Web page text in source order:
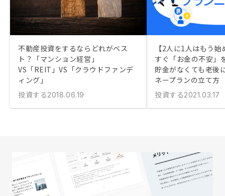
不動産投資をするならどれがベス
ト？「マンション経営」
VS「REIT」VS「クラウドファンデ
ィング」
投資する2018.06.19
【2人に1人はもう
すぐ「お金の不安」
貯金がなくても老後
ネープランの立て方
投資する2021.03.17